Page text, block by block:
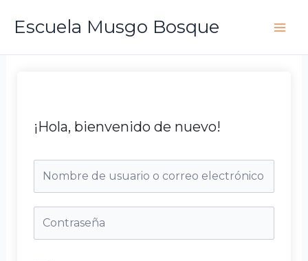
Escuela Musgo Bosque
¡Hola, bienvenido de nuevo!